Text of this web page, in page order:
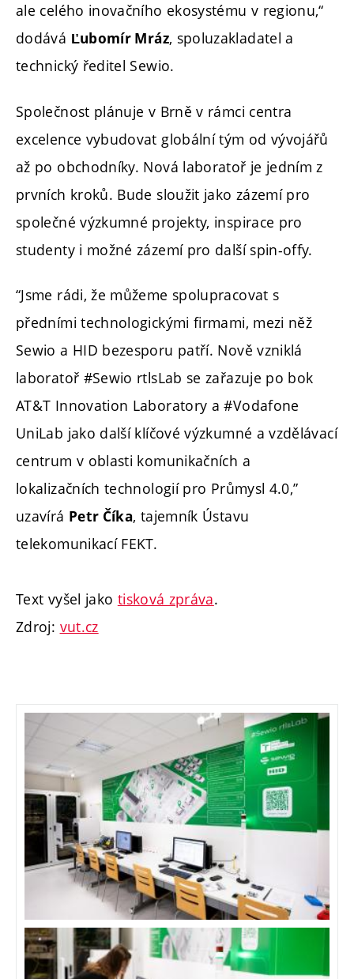
ale celého inovačního ekosystému v regionu,“
dodává Ľubomír Mráz, spoluzakladatel a
technický ředitel Sewio.
Společnost plánuje v Brně v rámci centra
excelence vybudovat globální tým od vývojářů
až po obchodníky. Nová laboratoř je jedním z
prvních kroků. Bude sloužit jako zázemí pro
společné výzkumné projekty, inspirace pro
studenty i možné zázemí pro další spin-offy.
“Jsme rádi, že můžeme spolupracovat s
předními technologickými firmami, mezi něž
Sewio a HID bezesporu patří. Nově vzniklá
laboratoř #Sewio rtlsLab se zařazuje po bok
AT&T Innovation Laboratory a #Vodafone
UniLab jako další klíčové výzkumné a vzdělávací
centrum v oblasti komunikačních a
lokalizačních technologií pro Průmysl 4.0,”
uzavírá Petr Číka, tajemník Ústavu
telekomunikací FEKT.
Text vyšel jako tisková zpráva.
Zdroj: vut.cz